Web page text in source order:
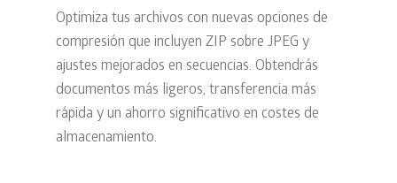
Optimiza tus archivos con nuevas opciones de
compresión que incluyen ZIP sobre JPEG y
ajustes mejorados en secuencias. Obtendrás
documentos más ligeros, transferencia más
rápida y un ahorro significativo en costes de
almacenamiento.